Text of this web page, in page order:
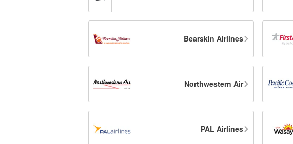
Bearskin Airlines
Northwestern Air
PAL Airlines